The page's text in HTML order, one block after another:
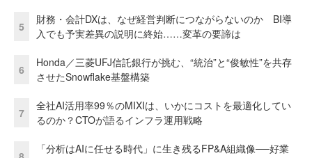
5
財務・会計DXは、なぜ経営判断につながらないのか BI導
入でも予実差異の説明に終始……変革の要諦は
6
Honda／三菱UFJ信託銀行が挑む、“統治”と“俊敏性”を共存
させたSnowflake基盤構築
7
全社AI活用率99％のMIXIは、いかにコストを最適化してい
るのか？CTOが語るインフラ運用戦略
「分析はAIに任せる時代」に生き残るFP&A組織像──好業